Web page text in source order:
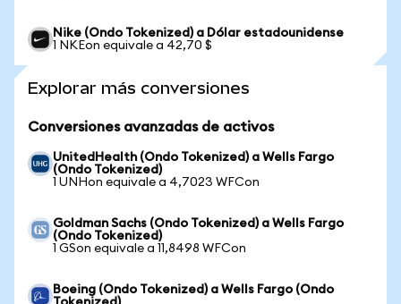
Nike (Ondo Tokenized) a Dólar estadounidense
1 NKEon equivale a 42,70 $
Explorar más conversiones
Conversiones avanzadas de activos
UnitedHealth (Ondo Tokenized) a Wells Fargo
(Ondo Tokenized)
1 UNHon equivale a 4,7023 WFCon
Goldman Sachs (Ondo Tokenized) a Wells Fargo
(Ondo Tokenized)
1 GSon equivale a 11,8498 WFCon
Boeing (Ondo Tokenized) a Wells Fargo (Ondo